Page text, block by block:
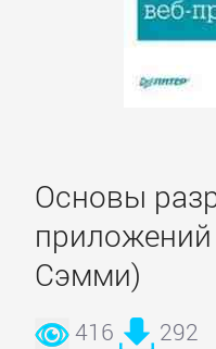
Основы
Сэмми)
416 292
Триллеры
Зарубежные
детективы
Иронические
детективы